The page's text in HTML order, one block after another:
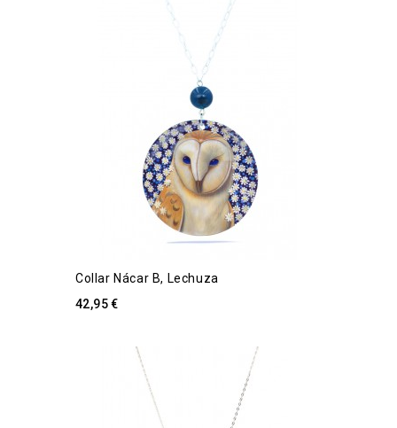
Collar Nácar B, Lechuza
42,95 €